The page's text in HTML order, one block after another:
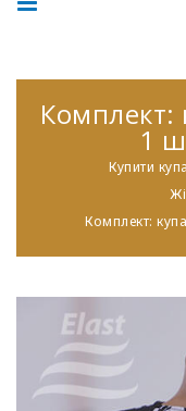
Комплект:
1
Купити
Комплект: